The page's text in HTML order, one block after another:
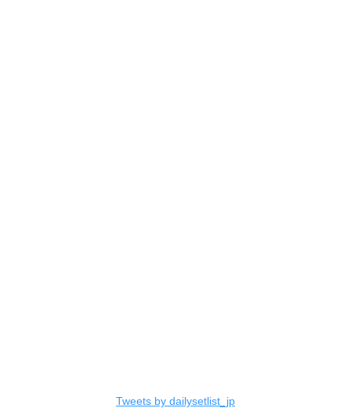
Tweets by dailysetlist_jp